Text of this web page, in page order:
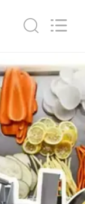
المنزل
المنتجات
برنامج
VR
حولنا
Machinery
Co.,Ltd.